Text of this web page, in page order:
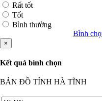
Rất tốt
Tốt
Bình thường
Bình
×
Kết quả bình chọn
BẢN ĐỒ TỈNH HÀ TĨNH